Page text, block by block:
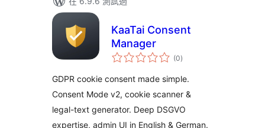
KaaTai Consent
Manager
(0總
評)
GDPR cookie consent made simple.
Consent Mode v2, cookie scanner &
legal-text generator. Deep DSGVO
expertise, admin UI in English & German.